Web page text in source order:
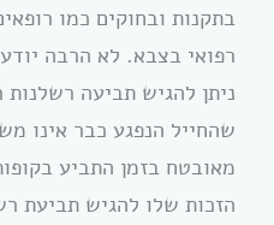
בתקנות ובחוקים כמו
רפואי בצבא. לא הרבה
ניתן להגיש תביעה
שהחייל הנפגע כבר אינו
מאובטח בזמן התביע
הזכות שלו להגיש תביעת